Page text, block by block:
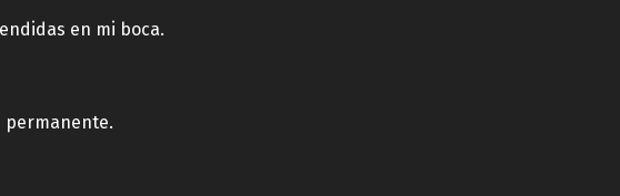
en mi boca.
permanente.